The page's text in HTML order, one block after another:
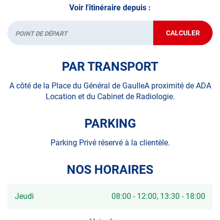
Voir l'itinéraire depuis :
Départ CALCULER
JUSQU'AU
POINT
PAR TRANSPORT
A côté de la Place du Général de GaulleA proximité de ADA
Location et du Cabinet de Radiologie.
PARKING
Parking Privé réservé à la clientèle.
NOS HORAIRES
Horaires
Jeudi 08:00 - 12:00 13:30 - 18:00